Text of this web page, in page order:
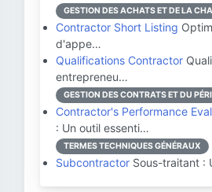
GESTION DES ACHATS ET DE LA
Contractor Short Listing
d'appe…
Qualifications Contractor
entrepreneu…
GESTION DES CONTRATS ET DU
Contractor's Performance
: Un outil essenti…
TERMES TECHNIQUES GÉNÉRAUX
Subcontractor Sous-traitant :